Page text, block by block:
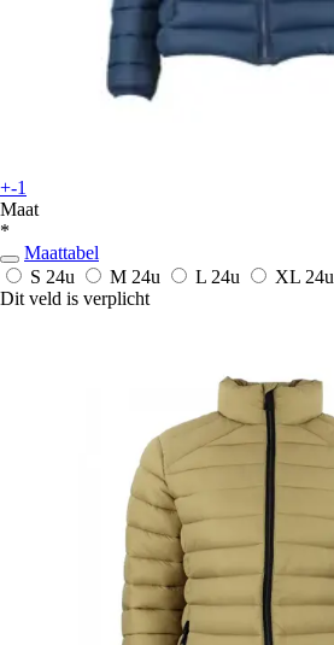
+-1
Maat
*
Maattabel
S 24u M 24u L 24u XL 24u
Dit veld is verplicht